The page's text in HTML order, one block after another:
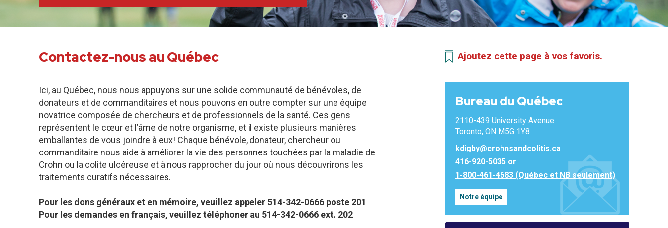
Contactez-nous au Québec
Ici, au Québec, nous nous appuyons sur une solide communauté de bénévoles, de
donateurs et de commanditaires et nous pouvons en outre compter sur une équipe
novatrice composée de chercheurs et de professionnels de la santé. Ces gens
représentent le cœur et l’âme de notre organisme, et il existe plusieurs manières
emballantes de vous joindre à eux! Chaque bénévole, donateur, chercheur ou
commanditaire nous aide à améliorer la vie des personnes touchées par la maladie de
Crohn ou la colite ulcéreuse et à nous rapprocher du jour où nous découvrirons les
traitements curatifs nécessaires.
Pour les dons généraux et en mémoire, veuillez appeler 514-342-0666 poste 201​
Pour les demandes en français, veuillez téléphoner au 514-342-0666 ext. 202
Ajoutez cette page à vos favoris.
Bureau du Québec
2110-439 University Avenue
Toronto, ON M5G 1Y8
kdigby@crohnsandcolitis.ca
416-920-5035 or
1-800-461-4683 (Québec et NB seulement)
Notre équipe